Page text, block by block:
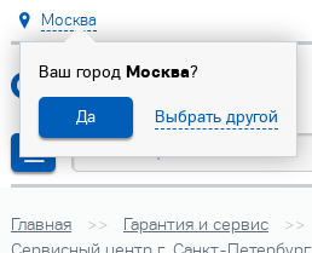
Москва
Ваш город Москва?
Да Выбрать другой
Главная
Гарантия и сервис